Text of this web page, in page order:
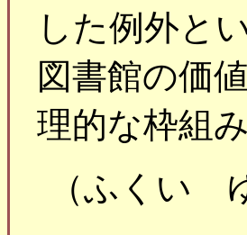
した例外と
図書館の価
理的な枠組
（ふくい